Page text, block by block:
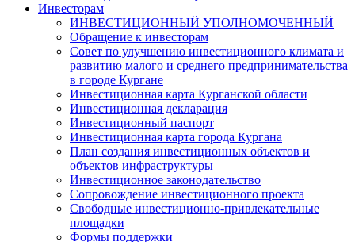
Инвесторам
ИНВЕСТИЦИОННЫЙ УПОЛНОМОЧЕННЫЙ
Обращение к инвесторам
Совет по улучшению инвестиционного климата и
развитию малого и среднего предпринимательства
в городе Кургане
Инвестиционная карта Курганской области
Инвестиционная декларация
Инвестиционный паспорт
Инвестиционная карта города Кургана
План создания инвестиционных объектов и
объектов инфраструктуры
Инвестиционное законодательство
Сопровождение инвестиционного проекта
Свободные инвестиционно-привлекательные
площадки
Формы поддержки